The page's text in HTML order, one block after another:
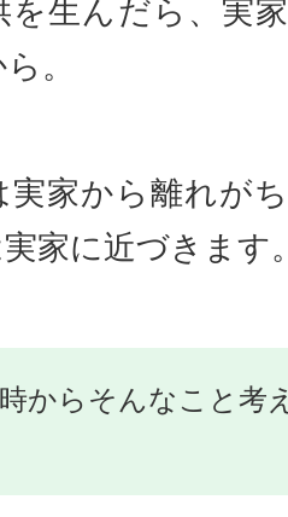
を生んだら、実
。
実家から離れが
家に近づきます
からそんなこと考